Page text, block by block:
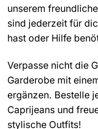
unserem
sind jederzeit für
hast oder Hilfe
Verpasse nicht die
Garderobe mit
ergänzen. Bestelle
Caprijeans und
stylische Outfits!